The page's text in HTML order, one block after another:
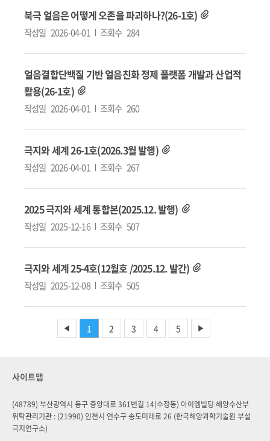
북극 얼음은 어떻게 오존을 파괴하나?(26-1호)
작성일 2026-04-01 조회수 284
얼음결합단백질 기반 얼음친화 정제 플랫폼 개발과 산업적
활용(26-1호)
작성일 2026-04-01 조회수 260
극지와 세계 26-1호(2026.3월 발행)
작성일 2026-04-01 조회수 267
2025 극지와 세계 통합본(2025.12. 발행)
작성일 2025-12-16 조회수 507
극지와 세계 25-4호(12월호 /2025.12. 발간)
작성일 2025-12-08 조회수 505
◀ 1 2 3 4 5 ▶
사이트맵
(48789) 부산광역시 동구 중앙대로 361번길 14(수정동) 아이엠빌딩 해양수산부
위탁관리기관 : (21990) 인천시 연수구 송도미래로 26 (한국해양과학기술원 부설
극지연구소)